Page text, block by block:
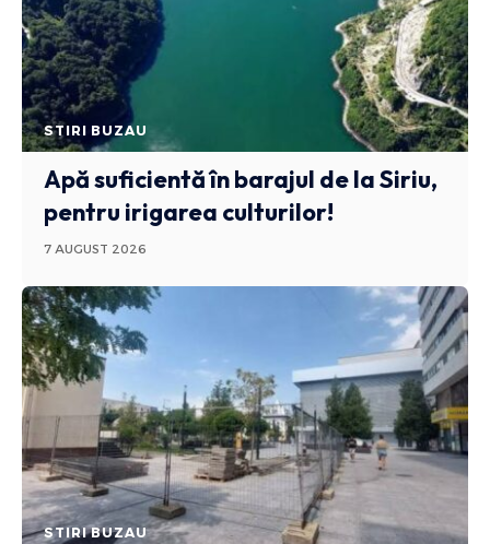
STIRI BUZAU
Apă suficientă în barajul de la Siriu,
pentru irigarea culturilor!
7 AUGUST 2026
STIRI BUZAU